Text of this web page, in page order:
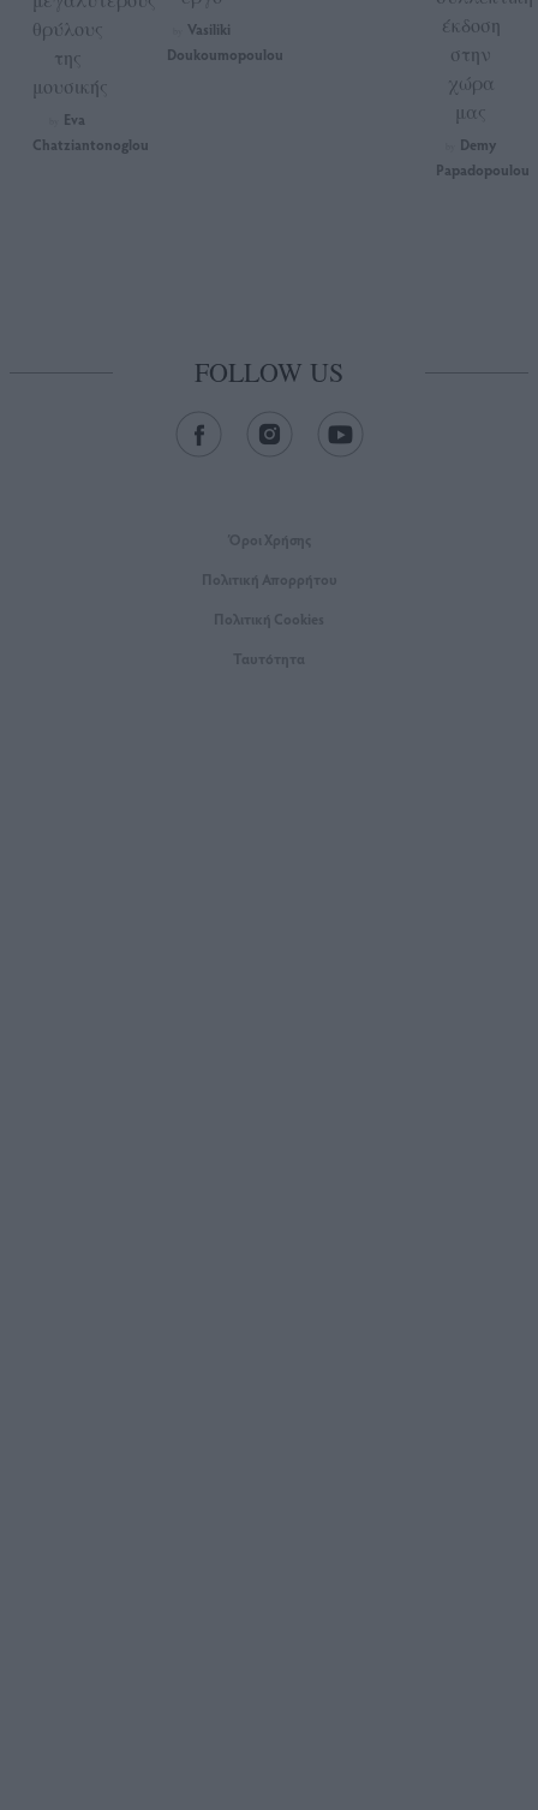
θρύλους
της
μουσικής
Eva
Chatziantonoglou
Vasiliki
Doukoumopoulou
έκδοση
στην
χώρα
μας
Demy
Papadopoulou
FOLLOW US
Όροι Xρήσης
Πολιτική Απορρήτου
Πολιτική Cookies
Ταυτότητα